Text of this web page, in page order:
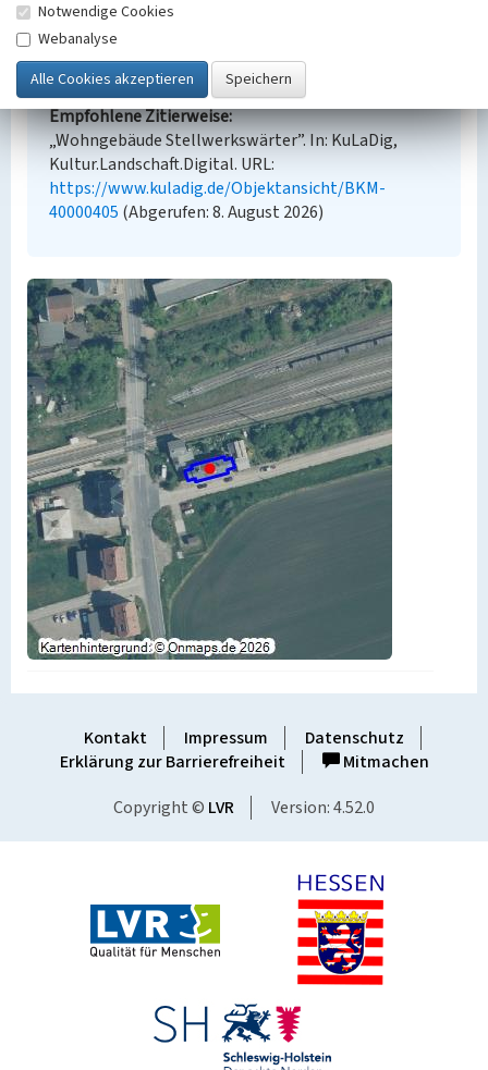
Lizenz dl-by-de/2.0 (Namensnennung). Die
angezeigten Medien unterliegen möglicherweise
zusätzlichen urheberrechtlichen Bedingungen, die
an diesen ausgewiesen sind.
Empfohlene Zitierweise
„Wohngebäude Stellwerkswärter”. In: KuLaDig,
Kultur.Landschaft.Digital. URL:
https://www.kuladig.de/Objektansicht/BKM-
40000405 (Abgerufen: 8. August 2026)
Kontakt Impressum
Datenschutz
Erklärung zur Barrierefreiheit
Mitmachen
Copyright © LVR Version: 4.52.0
Notwendige Cookies
Webanalyse